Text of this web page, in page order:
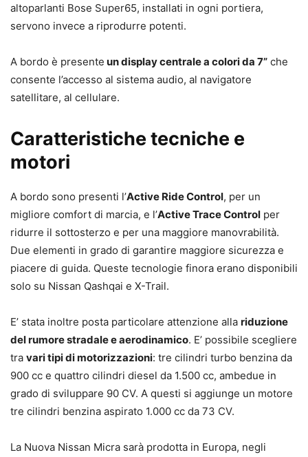
altoparlanti Bose Super65, installati in ogni portiera,
servono invece a riprodurre potenti.
A bordo è presente un displaycentrale a colori da 7” che
consente l’accesso al sistema audio, al navigatore
satellitare, al cellulare.
Caratteristiche tecniche e
motori
A bordo sono presenti l’Active Ride Control, per un
migliore comfort di marcia, e l’Active Trace Control per
ridurre il sottosterzo e per una maggiore manovrabilità.
Due elementi in grado di garantire maggiore sicurezza e
piacere di guida. Queste tecnologie finora erano disponibili
solo su Nissan Qashqai e X-Trail.
E’ stata inoltre posta particolare attenzione alla riduzione
del rumore stradale e aerodinamico. E’ possibile scegliere
tra vari tipi di motorizzazioni: tre cilindri turbo benzina da
900 cc e quattro cilindri diesel da 1.500 cc, ambedue in
grado di sviluppare 90 CV. A questi si aggiunge un motore
tre cilindri benzina aspirato 1.000 cc da 73 CV.
La Nuova Nissan Micra sarà prodotta in Europa, negli